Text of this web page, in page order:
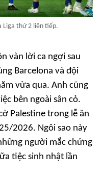
Liga thứ 2 liên tiếp.
vàn lời ca ngợi sau
Barcelona và đội
vừa qua. Anh cũng
bên ngoài sân cỏ.
Palestine trong lễ ăn
2026. Ngôi sao này
người mắc chứng
tiệc sinh nhật lần